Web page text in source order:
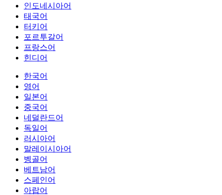
인도네시아어
태국어
터키어
포르투갈어
프랑스어
힌디어
한국어
영어
일본어
중국어
네덜란드어
독일어
러시아어
말레이시아어
벵골어
베트남어
스페인어
아랍어